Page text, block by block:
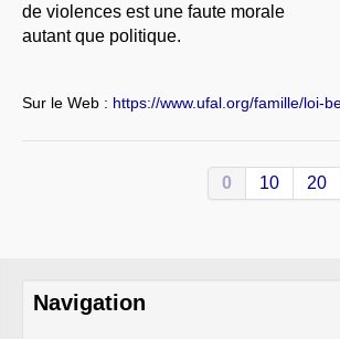
de violences est une faute morale
autant que politique.
Sur le Web : https://www.ufal.org/famille/loi-
0 10 20
Navigation